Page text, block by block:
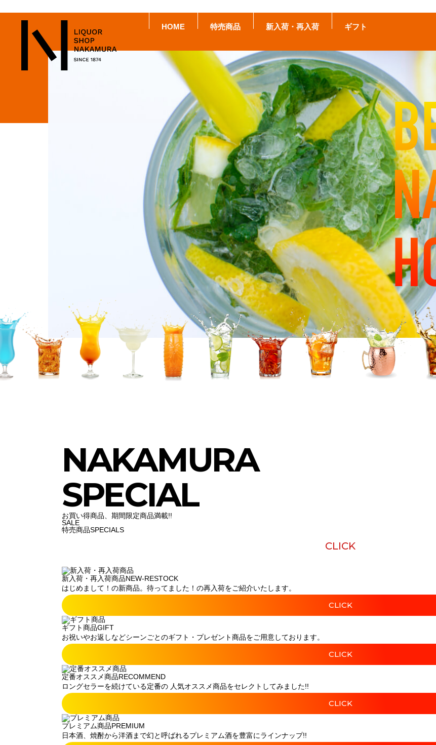
HOME 特売商品 新入荷・再入荷 ギフト
NAKAMURA
SPECIAL
お買い得商品、期間限定商品満載!!
SALE
特売商品SPECIALS
CLICK
新入荷・再入荷商品NEW-RESTOCK
はじめまして！の新商品。待ってました！の再入荷をご紹介いたします。
CLICK
ギフト商品GIFT
お祝いやお返しなどシーンごとのギフト・プレゼント商品をご用意しております。
CLICK
定番オススメ商品RECOMMEND
ロングセラーを続けている定番の 人気オススメ商品をセレクトしてみました!!
CLICK
プレミアム商品PREMIUM
日本酒、焼酎から洋酒まで幻と呼ばれるプレミアム酒を豊富にラインナップ!!